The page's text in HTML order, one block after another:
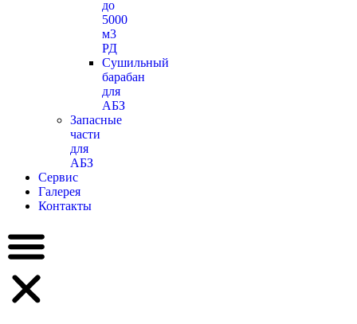
до
5000
м3
РД
Сушильный
барабан
для
АБЗ
Запасные
части
для
АБЗ
Сервис
Галерея
Контакты